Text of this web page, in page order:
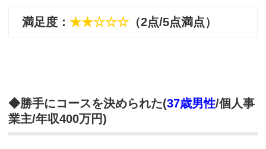
満足度： ★★☆☆☆ （2点/5点満点）
◆勝手にコースを決められた(37歳男性/個人事
業主/年収400万円)